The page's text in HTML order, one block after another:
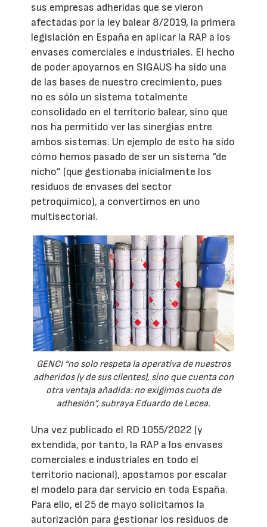
sus empresas adheridas que se vieron
afectadas por la ley balear 8/2019, la primera
legislación en España en aplicar la RAP a los
envases comerciales e industriales. El hecho
de poder apoyarnos en SIGAUS ha sido una
de las bases de nuestro crecimiento, pues
no es sólo un sistema totalmente
consolidado en el territorio balear, sino que
nos ha permitido ver las sinergias entre
ambos sistemas. Un ejemplo de esto ha sido
cómo hemos pasado de ser un sistema “de
nicho” (que gestionaba inicialmente los
residuos de envases del sector
petroquímico), a convertirnos en uno
multisectorial.
GENCI “no solo respeta la operativa de nuestros
adheridos (y de sus clientes), sino que cuenta con
otra ventaja añadida: no exigimos cuota de
adhesión”, subraya Eduardo de Lecea.
Una vez publicado el RD 1055/2022 (y
extendida, por tanto, la RAP a los envases
comerciales e industriales en todo el
territorio nacional), apostamos por escalar
el modelo para dar servicio en toda España.
Para ello, el 25 de mayo solicitamos la
autorización para gestionar los residuos de